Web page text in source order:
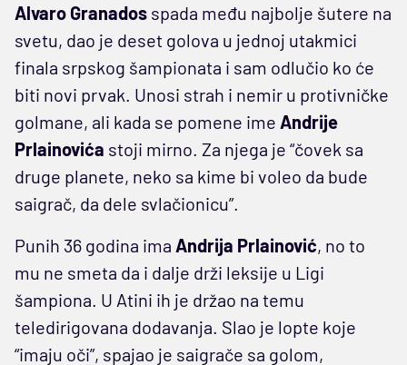
Alvaro Granados spada među najbolje šutere na
svetu, dao je deset golova u jednoj utakmici
finala srpskog šampionata i sam odlučio ko će
biti novi prvak. Unosi strah i nemir u protivničke
golmane, ali kada se pomene ime Andrije
Prlainovića stoji mirno. Za njega je “čovek sa
druge planete, neko sa kime bi voleo da bude
saigrač, da dele svlačionicu”.
Punih 36 godina ima Andrija Prlainović, no to
mu ne smeta da i dalje drži leksije u Ligi
šampiona. U Atini ih je držao na temu
teledirigovana dodavanja. Slao je lopte koje
“imaju oči”, spajao je saigrače sa golom,